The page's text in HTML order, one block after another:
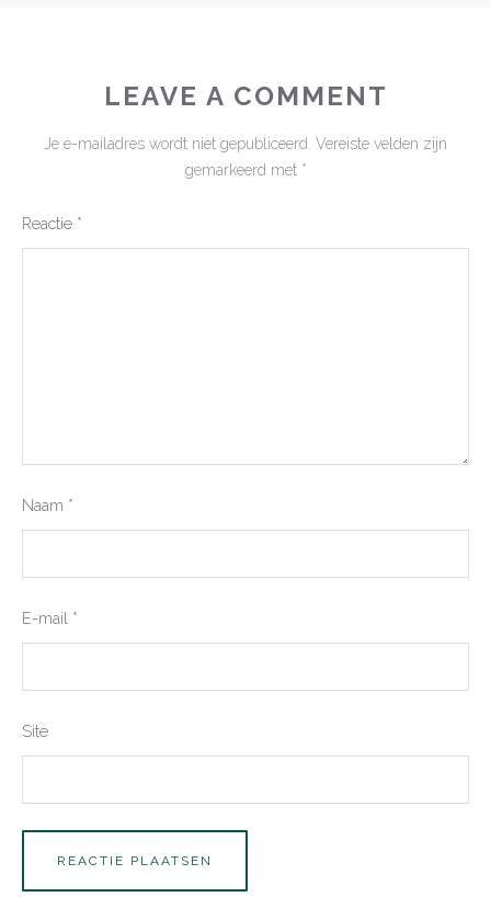
LEAVE A COMMENT
Je e-mailadres wordt niet gepubliceerd. Vereiste velden zijn
gemarkeerd met *
Reactie *
Naam *
E-mail *
Site